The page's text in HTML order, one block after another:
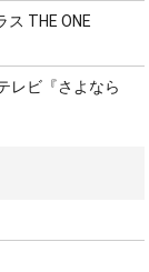
THE ONE
レビ『さよなら